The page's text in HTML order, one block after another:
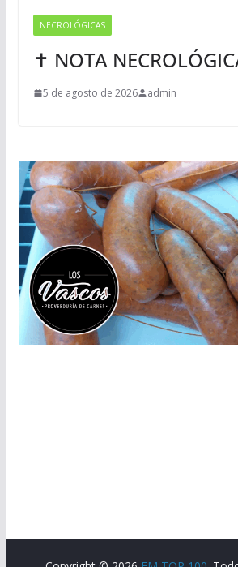
NECROLÓGICAS
✝ NOTA
5 de agosto de 2026 admin